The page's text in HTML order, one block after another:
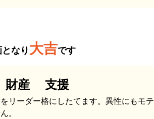
なり 大吉です
産 支援
リーダー格にしたてます。異性にもモテ
。